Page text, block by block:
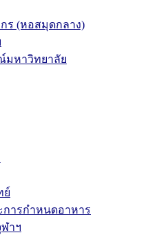
ร (หอสมุดกลาง)
มหาวิทยาลัย
ย์
ารกำหนดอาหาร
าฯ